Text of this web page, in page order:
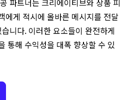
파트너는 크리에이티브와 상품 피
에게 적시에 올바른 메시지를 전달
니다. 이러한 요소들이 완전하게
통해 수익성을 대폭 향상할 수 있